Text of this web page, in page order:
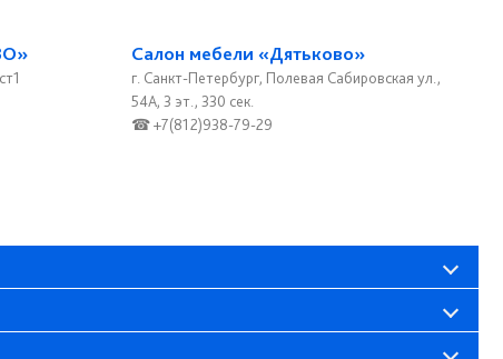
Салон мебели «Дятьково»
г. Санкт-Петербург, Полевая Сабировская ул.,
54А, 3 эт., 330 сек.
☎ +7(812)938-79-29